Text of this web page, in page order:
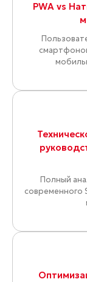
PWA vs
Полный
современного